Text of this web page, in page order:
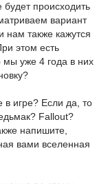
происходить
вариант
нам также кажутся
этом есть
мы уже 4 года в них
в игре? Если да, то
Fallout?
напишите,
вами вселенная